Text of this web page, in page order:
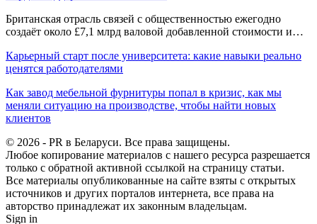
Британская отрасль связей с общественностью ежегодно
создаёт около £7,1 млрд валовой добавленной стоимости и…
Карьерный старт после университета: какие навыки реально
ценятся работодателями
Как завод мебельной фурнитуры попал в кризис, как мы
меняли ситуацию на производстве, чтобы найти новых
клиентов
© 2026 - PR в Беларуси. Все права защищены.
Любое копирование материалов с нашего ресурса разрешается
только с обратной активной ссылкой на страницу статьи.
Все материалы опубликованные на сайте взяты с открытых
источников и других порталов интернета, все права на
авторство принадлежат их законным владельцам.
Sign in